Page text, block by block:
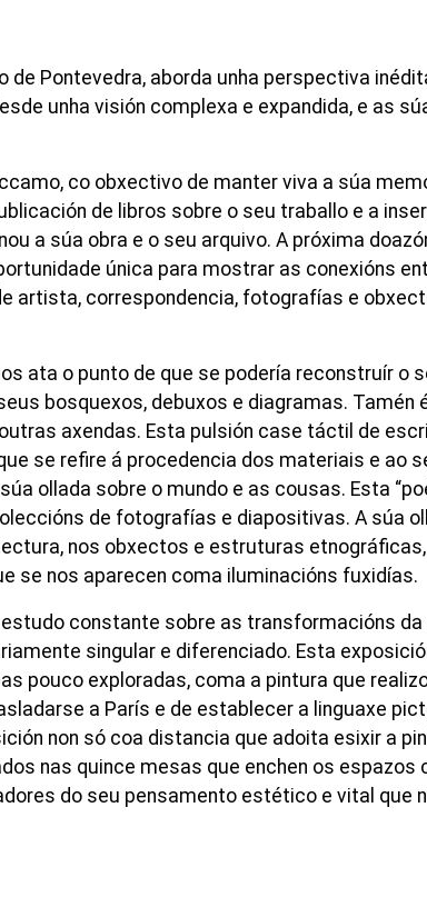
Pontevedra, aborda unha perspectiva
unha visión complexa e expandida, e as
co obxectivo de manter viva a súa
de libros sobre o seu traballo e a
a súa obra e o seu arquivo. A próxima
única para mostrar as conexións
artista, correspondencia, fotografías e
ata o punto de que se podería reconstruír o
bosquexos, debuxos e diagramas. Tamén
axendas. Esta pulsión case táctil de
se refire á procedencia dos materiais e ao
ollada sobre o mundo e as cousas. Esta
de fotografías e diapositivas. A súa
nos obxectos e estruturas
se nos aparecen coma iluminacións fuxidías.
constante sobre as transformacións da
singular e diferenciado. Esta
pouco exploradas, coma a pintura que
a París e de establecer a linguaxe
non só coa distancia que adoita esixir a
nas quince mesas que enchen os espazos
do seu pensamento estético e vital que